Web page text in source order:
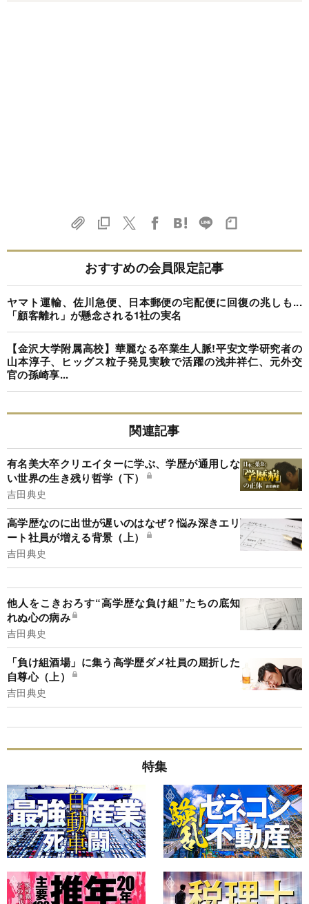
おすすめの会員限定記事
ヤマト運輸、佐川急便、日本郵便の宅配便に回復の兆しも...
「顧客離れ」が懸念される1社の実名
【金沢大学附属高校】華麗なる卒業生人脈!平安文学研究者の
山本淳子、ヒッグス粒子発見実験で活躍の浅井祥仁、元外交
官の孫崎享...
関連記事
有名美大卒クリエイターに学ぶ、学歴が通用しな
い世界の生き残り哲学（下）
吉田典史
高学歴なのに出世が遅いのはなぜ？悩み深きエリ
ート社員が増える背景（上）
吉田典史
他人をこきおろす“高学歴な負け組”たちの底知
れぬ心の病み
吉田典史
「負け組酒場」に集う高学歴ダメ社員の屈折した
自尊心（上）
吉田典史
特集